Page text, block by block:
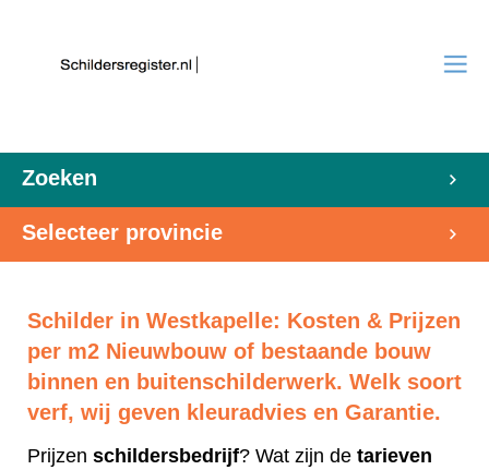
Zoeken
Selecteer provincie
Schilder in Westkapelle: Kosten & Prijzen
per m2 Nieuwbouw of bestaande bouw
binnen en buitenschilderwerk. Welk soort
verf, wij geven kleuradvies en Garantie.
Prijzen schildersbedrijf? Wat zijn de tarieven